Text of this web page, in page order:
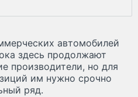
автомобилей
здесь продолжают
производители, но для
им нужно срочно
ряд.